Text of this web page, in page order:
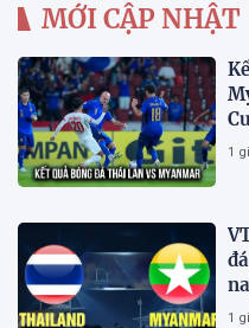
MỚI CẬP NHẬT
1
1